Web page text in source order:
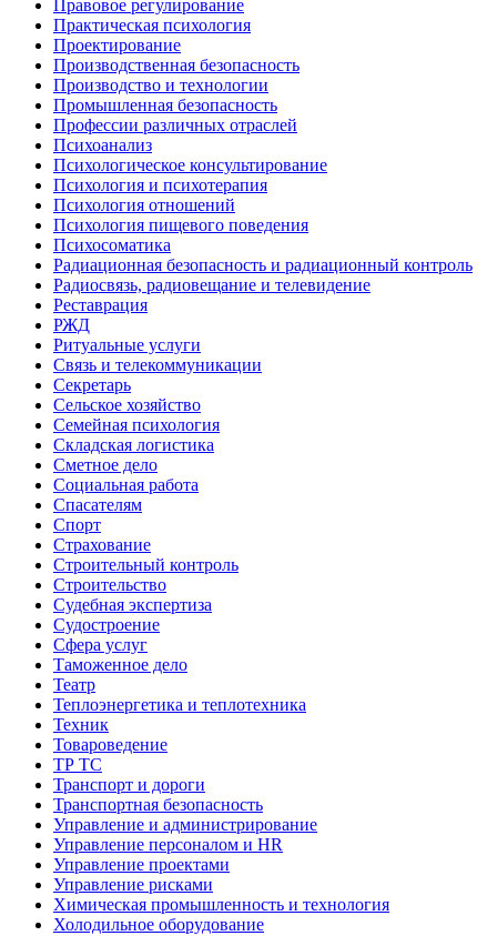
Правовое регулирование
Практическая психология
Проектирование
Производственная безопасность
Производство и технологии
Промышленная безопасность
Профессии различных отраслей
Психоанализ
Психологическое консультирование
Психология и психотерапия
Психология отношений
Психология пищевого поведения
Психосоматика
Радиационная безопасность и радиационный контроль
Радиосвязь, радиовещание и телевидение
Реставрация
РЖД
Ритуальные услуги
Связь и телекоммуникации
Секретарь
Сельское хозяйство
Семейная психология
Складская логистика
Сметное дело
Социальная работа
Спасателям
Спорт
Страхование
Строительный контроль
Строительство
Судебная экспертиза
Судостроение
Сфера услуг
Таможенное дело
Театр
Теплоэнергетика и теплотехника
Техник
Товароведение
ТР ТС
Транспорт и дороги
Транспортная безопасность
Управление и администрирование
Управление персоналом и HR
Управление проектами
Управление рисками
Химическая промышленность и технология
Холодильное оборудование